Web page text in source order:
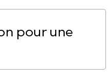
pour une